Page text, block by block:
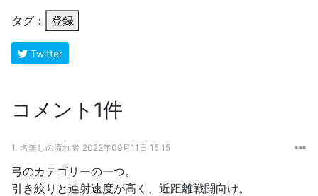
タグ： 登録
Twitter
コメント1件
1. 名無しの流れ者 2022年09月11日 15:15
弓のカテゴリーの一つ。
引き絞りと連射速度が高く、近距離戦闘向け。